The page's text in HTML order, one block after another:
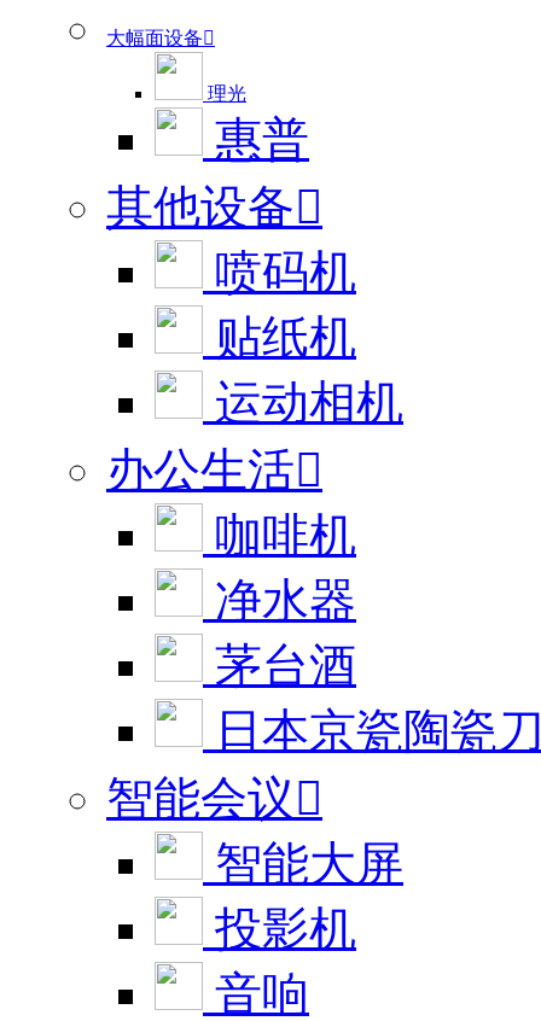
大幅面设备
理光
惠普
其他设备
喷码机
贴纸机
运动相机
办公生活
咖啡机
净水器
茅台酒
日本京瓷陶瓷
智能会议
智能大屏
投影机
音响